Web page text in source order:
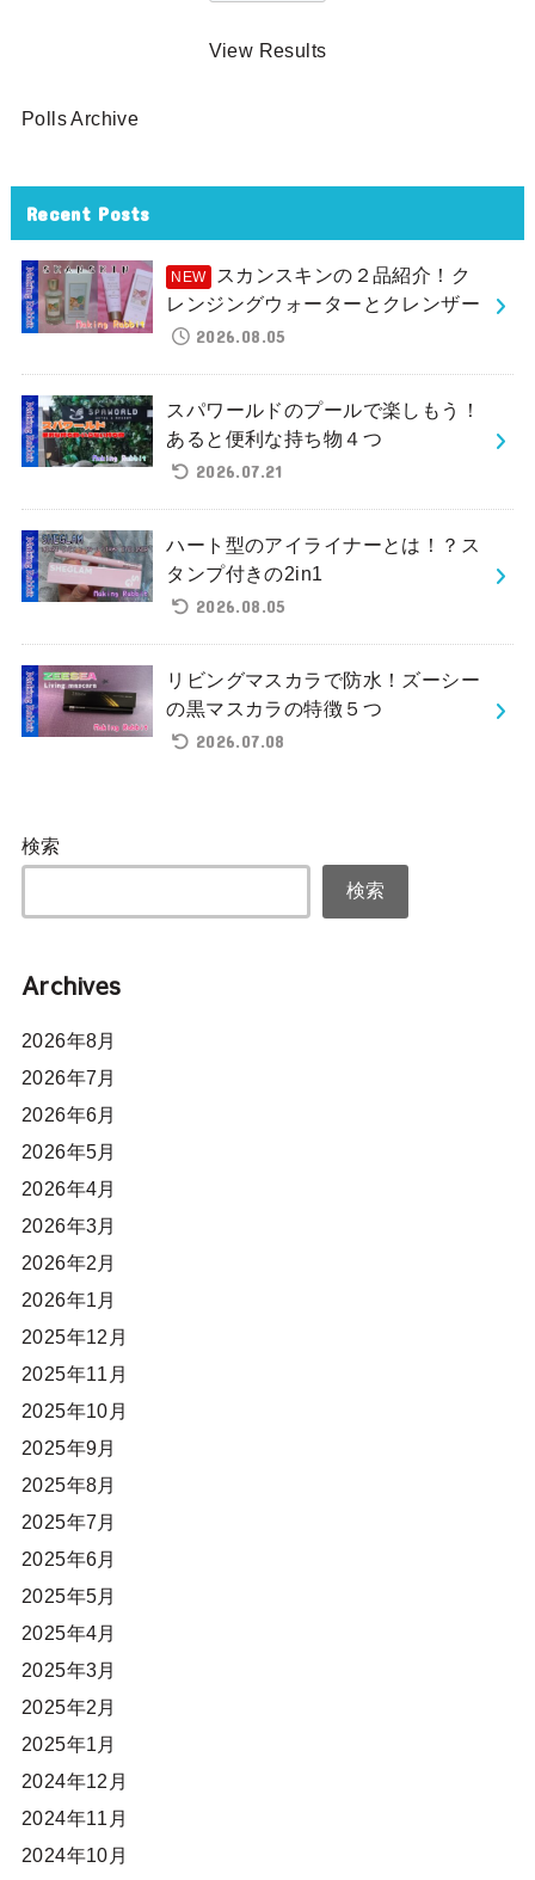
View Results
Polls Archive
Recent Posts
スカンスキンの２品紹介！ク
レンジングウォーターとクレンザー
2026.08.05
スパワールドのプールで楽しもう！
あると便利な持ち物４つ
2026.07.21
ハート型のアイライナーとは！？ス
タンプ付きの2in1
2026.08.05
リビングマスカラで防水！ズーシー
の黒マスカラの特徴５つ
2026.07.08
検索
検索
Archives
2026年8月
2026年7月
2026年6月
2026年5月
2026年4月
2026年3月
2026年2月
2026年1月
2025年12月
2025年11月
2025年10月
2025年9月
2025年8月
2025年7月
2025年6月
2025年5月
2025年4月
2025年3月
2025年2月
2025年1月
2024年12月
2024年11月
2024年10月